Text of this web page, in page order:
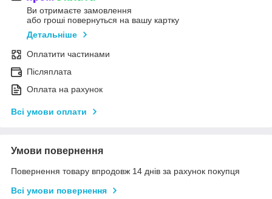
Ви отримаєте замовлення
або гроші повернуться на вашу картку
Детальніше
Оплатити частинами
Післяплата
Оплата на рахунок
Всі умови оплати
Умови повернення
Повернення товару впродовж 14 днів за рахунок покупця
Всі умови повернення